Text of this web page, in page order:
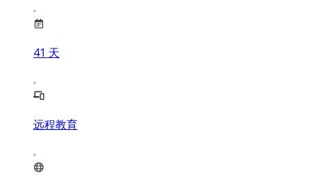
41 天
远程教育